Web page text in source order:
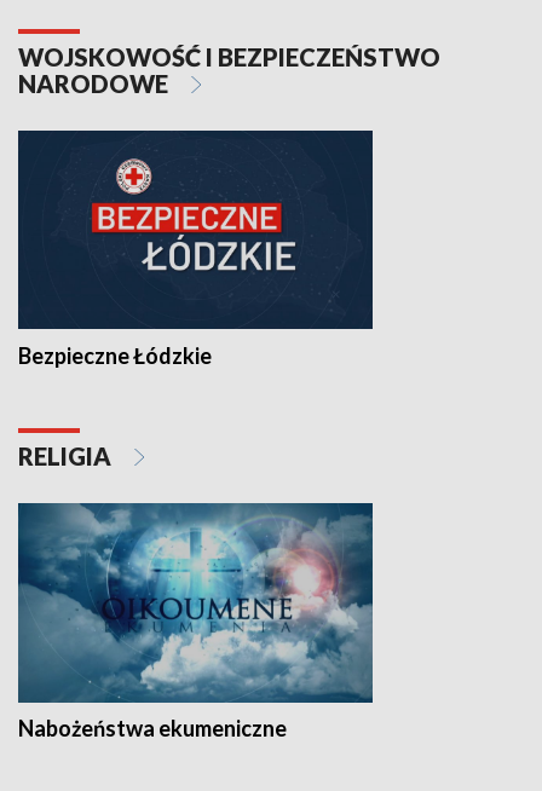
WOJSKOWOŚĆ I BEZPIECZEŃSTWO
NARODOWE
Bezpieczne Łódzkie
RELIGIA
Nabożeństwa ekumeniczne